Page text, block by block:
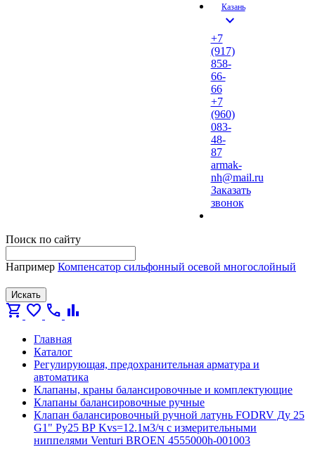
Казань
expand_more
+7
(917)
858-
66-
66
+7
(960)
083-
48-
87
armak-
nh@mail.ru
Заказать
звонок
Поиск по сайту
Например Компенсатор сильфонный осевой многослойный
Искать
shopping_cart favorite call bar_chart
Главная
Каталог
Регулирующая, предохранительная арматура и
автоматика
Клапаны, краны балансировочные и комплектующие
Клапаны балансировочные ручные
Клапан балансировочный ручной латунь FODRV Ду 25
G1" Ру25 ВР Kvs=12.1м3/ч с измерительными
ниппелями Venturi BROEN 4555000h-001003